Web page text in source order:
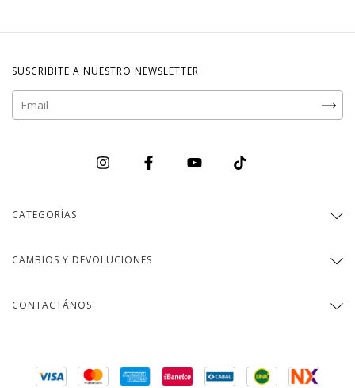
SUSCRIBITE A NUESTRO NEWSLETTER
CATEGORÍAS
CAMBIOS Y DEVOLUCIONES
CONTACTÁNOS